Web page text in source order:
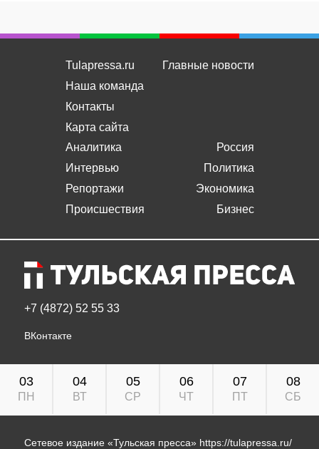
Tulapressa.ru
Наша команда
Контакты
Карта сайта
Главные новости
Аналитика
Интервью
Репортажи
Происшествия
Россия
Политика
Экономика
Бизнес
+7 (4872) 52 55 33
ВКонтакте
03
ПН
04
ВТ
05
СР
06
ЧТ
07
ПТ
08
СБ
Сетевое издание «Тульская пресса» https://tulapressa.ru/